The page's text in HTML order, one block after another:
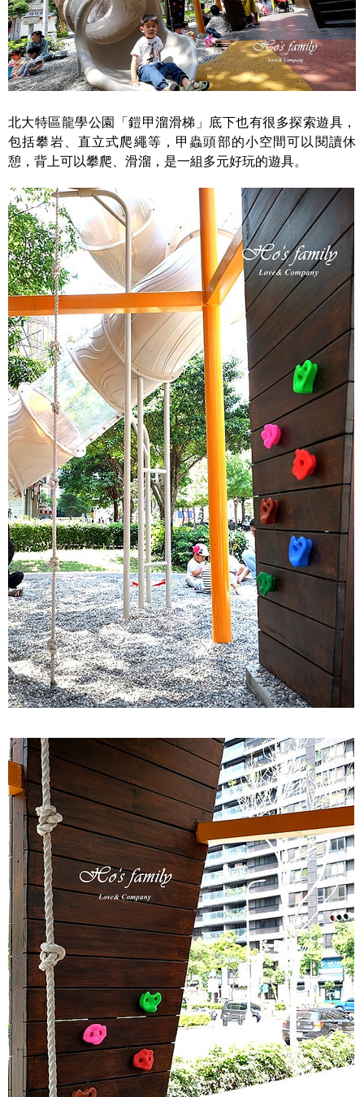
北大特區龍學公園「鎧甲溜滑梯」底下也有很多探索遊具，
包括攀岩、直立式爬繩等，甲蟲頭部的小空間可以閱讀休
憩，背上可以攀爬、滑溜，是一組多元好玩的遊具。